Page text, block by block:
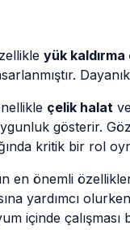
yük kaldırma
çelik halat ve
gösterir.
kritik bir rol
en önemli
yardımcı
içinde çalışması